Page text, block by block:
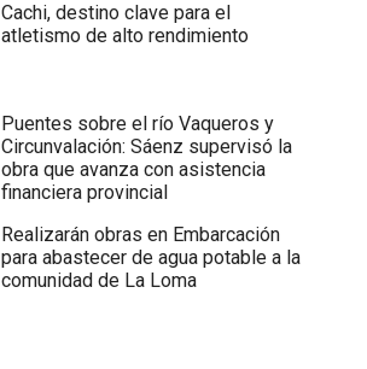
Cachi, destino clave para el
atletismo de alto rendimiento
Puentes sobre el río Vaqueros y
Circunvalación: Sáenz supervisó la
obra que avanza con asistencia
financiera provincial
Realizarán obras en Embarcación
para abastecer de agua potable a la
comunidad de La Loma